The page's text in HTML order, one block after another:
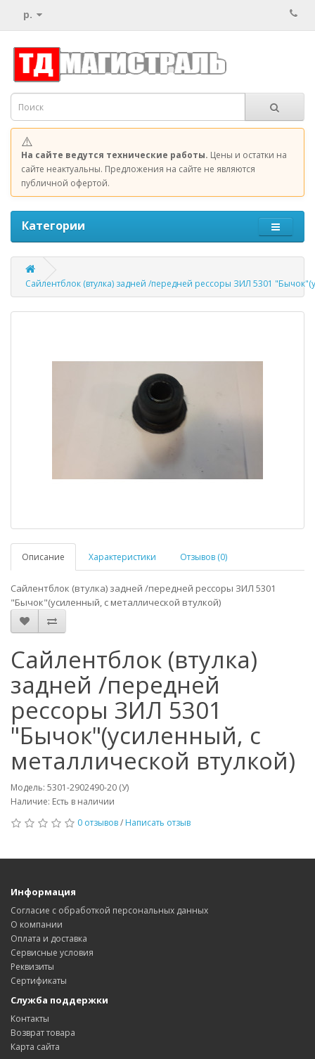
р.
⚠️
На сайте ведутся технические работы. Цены и остатки на
сайте неактуальны. Предложения на сайте не являются
публичной офертой.
Категории
Сайлентблок (втулка) задней /передней рессоры ЗИЛ 5301
Описание Характеристики Отзывов (0)
Сайлентблок (втулка) задней /передней рессоры ЗИЛ 5301
"Бычок"(усиленный, с металлической втулкой)
Сайлентблок (втулка)
задней /передней
рессоры ЗИЛ 5301
"Бычок"(усиленный, с
металлической втулкой)
Модель: 5301-2902490-20 (У)
Наличие: Есть в наличии
0 отзывов/ Написать отзыв
Информация
Согласие с обработкой персональных данных
О компании
Оплата и доставка
Сервисные условия
Реквизиты
Сертификаты
Служба поддержки
Контакты
Возврат товара
Карта сайта